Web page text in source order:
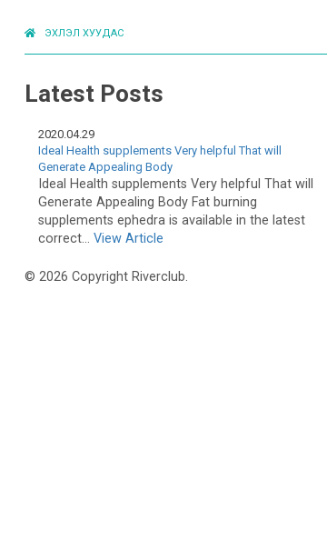
ЭХЛЭЛ ХУУДАС
Latest Posts
2020.04.29
Ideal Health supplements Very helpful That will
Generate Appealing Body
Ideal Health supplements Very helpful That will
Generate Appealing Body Fat burning
supplements ephedra is available in the latest
correct... View Article
© 2026 Copyright Riverclub.